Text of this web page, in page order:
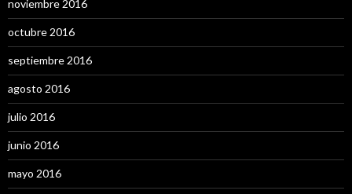
noviembre 2016
octubre 2016
septiembre 2016
agosto 2016
julio 2016
junio 2016
mayo 2016